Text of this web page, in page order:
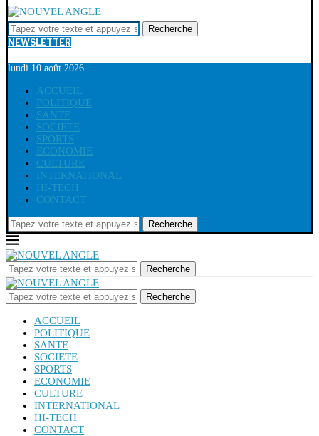
Recherche
NEWSLETTER
lundi 10 août 2026
ACCUEIL
POLITIQUE
SANTE
SOCIETE
SPORTS
ECONOMIE
CULTURE
INTERNATIONAL
HI-TECH
CONTACT
Recherche
Recherche
Recherche
ACCUEIL
POLITIQUE
SANTE
SOCIETE
SPORTS
ECONOMIE
CULTURE
INTERNATIONAL
HI-TECH
CONTACT